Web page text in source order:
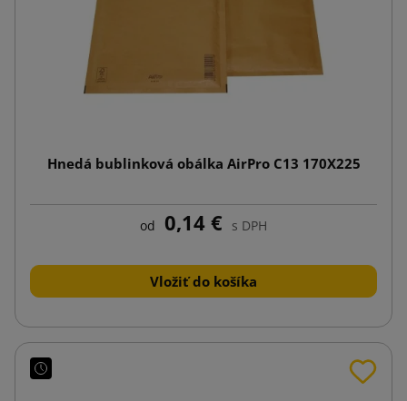
Hnedá bublinková obálka AirPro C13 170X225
od 0,14 € s DPH
Vložiť do košíka